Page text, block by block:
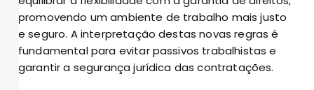
promovendo um ambiente de trabalho mais justo
e seguro. A interpretação destas novas regras é
fundamental para evitar passivos trabalhistas e
garantir a segurança jurídica das contratações.